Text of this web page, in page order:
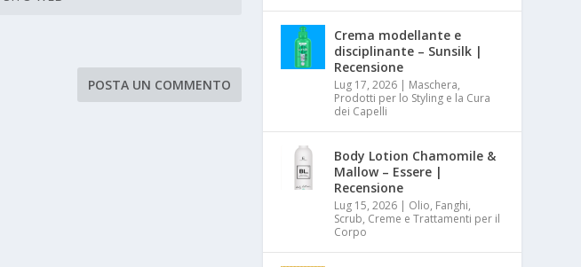
Crema modellante e
disciplinante – Sunsilk |
Recensione
Lug 17, 2026 | Maschera,
Prodotti per lo Styling e la Cura
dei Capelli
Body Lotion Chamomile &
Mallow – Essere |
Recensione
Lug 15, 2026 | Olio, Fanghi,
Scrub, Creme e Trattamenti per il
Corpo